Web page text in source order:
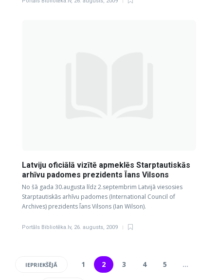
Latviju oficiālā vizītē apmeklēs Starptautiskās
arhīvu padomes prezidents Īans Vilsons
No šā gada 30.augusta līdz 2.septembrim Latvijā viesosies
Starptautiskās arhīvu padomes (International Council of
Archives) prezidents Īans Vilsons (Ian Wilson).
Portāls Bibliotēka.lv, 26. augusts, 2009
IEPRIEKŠĒJĀ 1 2 3 4 5 …